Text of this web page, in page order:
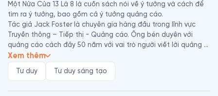
Một Nửa Của 13 Là 8 là cuốn sách nói về ý tưởng và cách để
tìm ra ý tưởng, bao gồm cả ý tưởng quảng cáo.
Tác giả Jack Foster là chuyên gia hàng đầu trong lĩnh vực
Truyền thông – Tiếp thị - Quảng cáo. Ông bén duyên với
quảng cáo cách đây 50 năm với vai trò người viết lời quảng
cáo (copywriter), góp phần mang đến những mẩu quảng cáo
Hughes, Universal Studios, Albertsons, First Interstate Bank…
Xem thêm
Tư duy Tư duy sáng tạo